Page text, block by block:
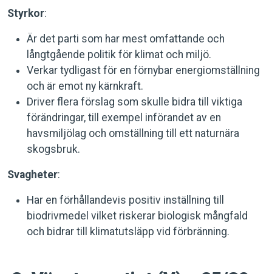
Styrkor:
Är det parti som har mest omfattande och
långtgående politik för klimat och miljö.
Verkar tydligast för en förnybar energiomställning
och är emot ny kärnkraft.
Driver flera förslag som skulle bidra till viktiga
förändringar, till exempel införandet av en
havsmiljölag och omställning till ett naturnära
skogsbruk.
Svagheter:
Har en förhållandevis positiv inställning till
biodrivmedel vilket riskerar biologisk mångfald
och bidrar till klimatutsläpp vid förbränning.